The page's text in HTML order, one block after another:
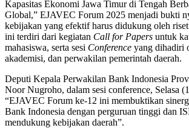
Kapasitas Ekonomi Jawa Timur di Tengah
Global,” EJAVEC Forum 2025 menjadi bukti
kebijakan yang efektif harus didukung oleh
ini terdiri dari kegiatan Call for Papers untuk
mahasiswa, serta sesi Conference yang dihadiri
akademisi, dan perwakilan pemerintah daerah.
Deputi Kepala Perwakilan Bank Indonesia
Noor Nugroho, dalam sesi conference, Selasa
“EJAVEC Forum ke-12 ini membuktikan
Bank Indonesia dengan perguruan tinggi dan
mendukung kebijakan daerah”.